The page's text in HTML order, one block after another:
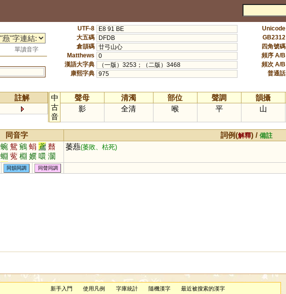
單讀音字
UTF-8
E8 91 BE
大五碼
DFDB
倉頡碼 廿弓山心
Matthews
0
漢語大字典
（一版）3253；（二版）3468
康熙字典 975
Unicode
GB2312
四角號碼
頻序 A/B
頻次 A/B
普通話
註解
中
古
音
聲母 清濁 部位 聲調 韻攝
影
全清 喉 平 山
同音字 詞例(解釋) /備註
蜿 鴛 鵷 蜎 鳶 鼘
蜵 蒬 棩 嬽 噮 灁
眢 肙
萎葾(萎敗、枯死)
同韻同調 同聲同調
新手入門 使用凡例 字庫統計 隨機漢字
最近被搜索的漢字